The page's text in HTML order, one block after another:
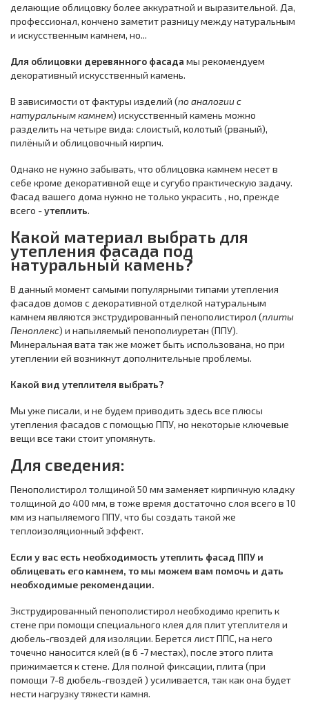
делающие облицовку более аккуратной и выразительной. Да,
профессионал, кончено заметит разницу между натуральным
и искусственным камнем, но...
Для облицовки деревянного фасада мы рекомендуем
декоративный искусственный камень.
В зависимости от фактуры изделий (по аналогии с
натуральным камнем) искусственный камень можно
разделить на четыре вида: слоистый, колотый (рваный),
пилёный и облицовочный кирпич.
Однако не нужно забывать, что облицовка камнем несет в
себе кроме декоративной еще и сугубо практическую задачу.
Фасад вашего дома нужно не только украсить , но, прежде
всего -утеплить.
Какой материал выбрать для
утепления фасада под
натуральный камень?
В данный момент самыми популярными типами утепления
фасадов домов с декоративной отделкой натуральным
камнем являются экструдированный пенополистирол (плиты
Пеноплекс) и напыляемый пенополиуретан (ППУ).
Минеральная вата так же может быть использована, но при
утеплении ей возникнут дополнительные проблемы.
Какой вид утеплителя выбрать?
Мы уже писали, и не будем приводить здесь все плюсы
утепления фасадов с помощью ППУ, но некоторые ключевые
вещи все таки стоит упомянуть.
Для сведения:
Пенополистирол толщиной 50 мм заменяет кирпичную кладку
толщиной до 400 мм, в тоже время достаточно слоя всего в 10
мм из напыляемого ППУ, что бы создать такой же
теплоизоляционный эффект.
Если у вас есть необходимость утеплить фасад ППУ и
облицевать его камнем, то мы можем вам помочь и дать
необходимые рекомендации.
Экструдированный пенополистирол необходимо крепить к
стене при помощи специального клея для плит утеплителя и
дюбель-гвоздей для изоляции. Берется лист ППС, на него
точечно наносится клей (в 6 -7 местах), после этого плита
прижимается к стене. Для полной фиксации, плита (при
помощи 7-8 дюбель-гвоздей ) усиливается, так как она будет
нести нагрузку тяжести камня.